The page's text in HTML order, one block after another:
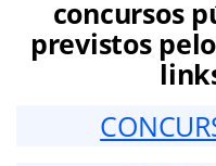
concursos
previstos